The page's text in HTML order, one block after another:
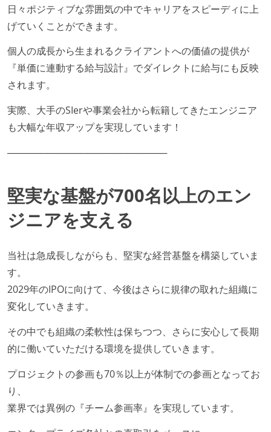
日々ポジティブな雰囲気の中でキャリアをスピーディに上
げていくことができます。
個人の成長から生まれるクライアントへの価値の提供が
『単価に連動する給与設計』でダイレクトに給与にも反映
されます。
実際、大手のSIerや事業会社から転籍してきたエンジニア
も大幅な年収アップを実現しています！
────────────────────────
堅実な基盤が700名以上のエン
ジニアを支える
当社は急成長しながらも、堅実な経営基盤を構築していま
す。
2029年のIPOに向けて、今後はさらに規律の取れた組織に
変化していきます。
その中でも組織の柔軟性は保ちつつ、さらに安心して長期
的に働いていただける環境を提供していきます。
プロジェクトの参画も70％以上が体制での参画となってお
り、
業界では異例の『チーム参画率』を実現しています。